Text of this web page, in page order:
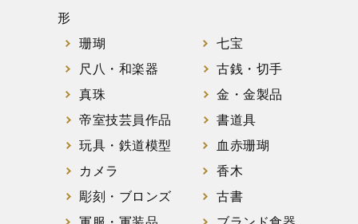
形
珊瑚
七宝
尺八・和楽器
古銭・切手
真珠
金・金製品
帝室技芸員作品
書道具
玩具・鉄道模型
血赤珊瑚
カメラ
香木
彫刻・ブロンズ
古書